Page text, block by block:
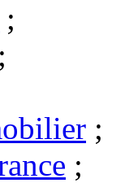
;
;
;
;